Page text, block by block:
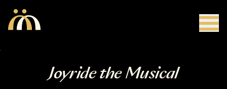
Joyride the Musical